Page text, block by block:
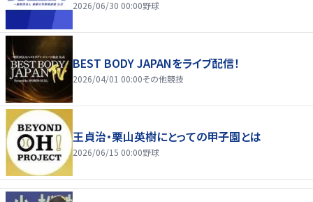
2026/06/30 00:00野球
BEST BODY JAPANをライブ配信！
2026/04/01 00:00その他競技
王貞治・栗山英樹にとっての甲子園とは
2026/06/15 00:00野球